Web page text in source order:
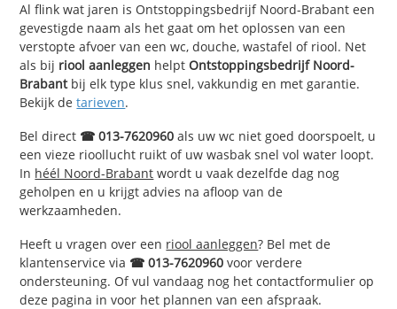
Al flink wat jaren is Ontstoppingsbedrijf Noord-Brabant een
gevestigde naam als het gaat om het oplossen van een
verstopte afvoer van een wc, douche, wastafel of riool. Net
als bij riool aanleggen helptOntstoppingsbedrijf Noord-
Brabantbij elk type klus snel, vakkundig en met garantie.
Bekijk detarieven.
Bel direct ☎ 013-7620960 als uw wc niet goed doorspoelt, u
een vieze rioollucht ruikt of uw wasbak snel vol water loopt.
In héél Noord-Brabant wordt u vaak dezelfde dag nog
geholpen en u krijgt advies na afloop van de
werkzaamheden.
Heeft u vragen over een riool aanleggen? Bel met de
klantenservice via ☎ 013-7620960 voor verdere
ondersteuning. Of vul vandaag nog het contactformulier op
deze pagina in voor het plannen van een afspraak.